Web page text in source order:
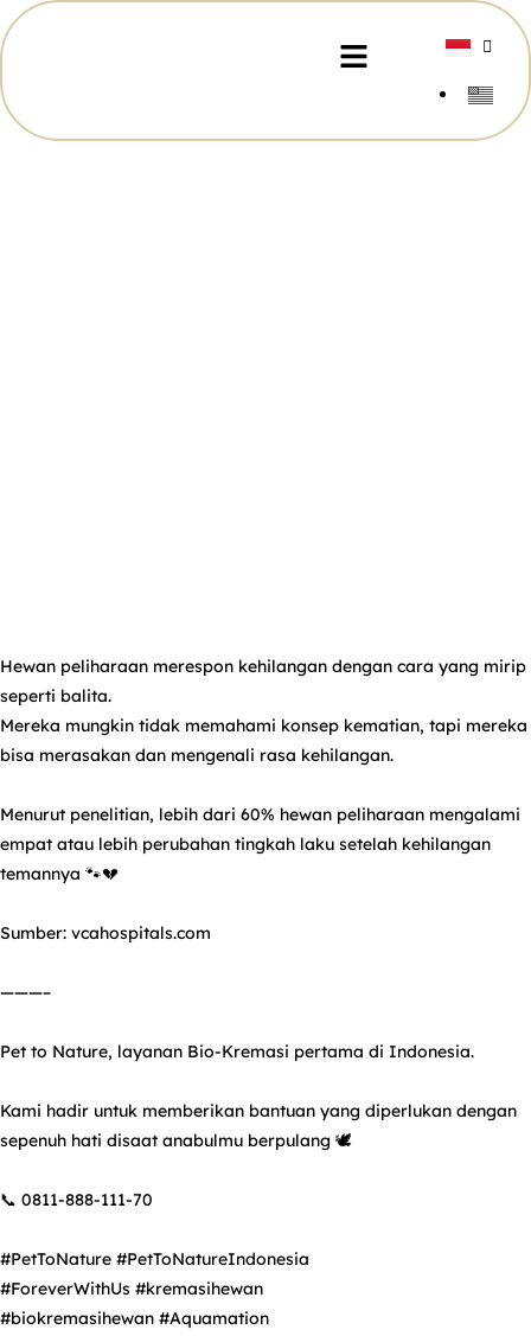
Hewan peliharaan merespon kehilangan dengan cara yang mirip
seperti balita.
Mereka mungkin tidak memahami konsep kematian, tapi mereka
bisa merasakan dan mengenali rasa kehilangan.
Menurut penelitian, lebih dari 60% hewan peliharaan mengalami
empat atau lebih perubahan tingkah laku setelah kehilangan
temannya 🐾💔
Sumber: vcahospitals.com
———–
Pet to Nature, layanan Bio-Kremasi pertama di Indonesia.
Kami hadir untuk memberikan bantuan yang diperlukan dengan
sepenuh hati disaat anabulmu berpulang 🕊️
📞 0811-888-111-70
#PetToNature #PetToNatureIndonesia
#ForeverWithUs #kremasihewan
#biokremasihewan #Aquamation